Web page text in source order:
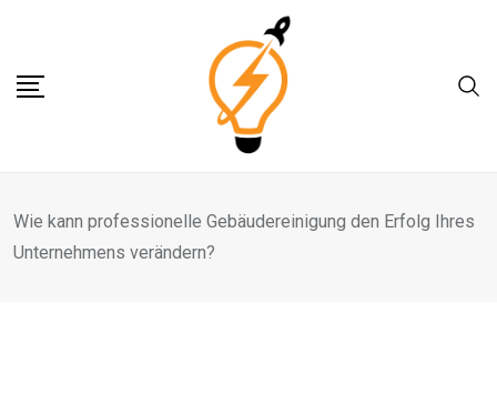
content
Wie kann professionelle Gebäudereinigung den Erfolg Ihres
Unternehmens verändern?